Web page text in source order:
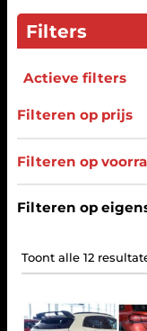
Filters
Actieve filters
Filteren op prijs
Filteren op
Filteren op
Toont alle 12